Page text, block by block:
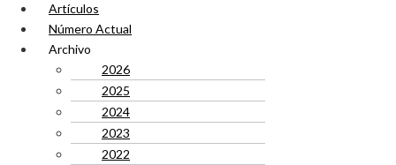
Artículos
Número Actual
Archivo
2026
2025
2024
2023
2022